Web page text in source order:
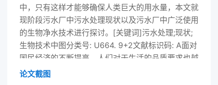
中，只有这样才能够确保人类巨大的用水量，本文就
现阶段污水厂中污水处理现状以及污水厂中广泛使用
的生物净水技术进行探讨。[关键词]污水处理;现状;
生物技术中图分类号: U664. 9+2文献标识码: A面对
国民经济的不断提高，人们对于生活的品质要求也越
来越高。要提高国民的生活水平，首先就需要保障群
论文截图